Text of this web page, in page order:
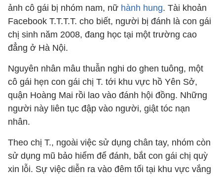
ảnh cô gái bị nhóm nam, nữ hành hung. Tài khoản
Facebook T.T.T.T. cho biết, người bị đánh là con gái
chị sinh năm 2008, đang học tại một trường cao
đẳng ở Hà Nội.
Nguyên nhân mâu thuẫn nghi do ghen tuông, một
cô gái hẹn con gái chị T. tới khu vực hồ Yên Sở,
quận Hoàng Mai rồi lao vào đánh hội đồng. Những
người này liên tục đập vào người, giật tóc nạn
nhân.
Theo chị T., ngoài việc sử dụng chân tay, nhóm còn
sử dụng mũ bảo hiểm để đánh, bắt con gái chị quỳ
xin lỗi. Sự việc diễn ra vào đêm tối tại khu vực vắng